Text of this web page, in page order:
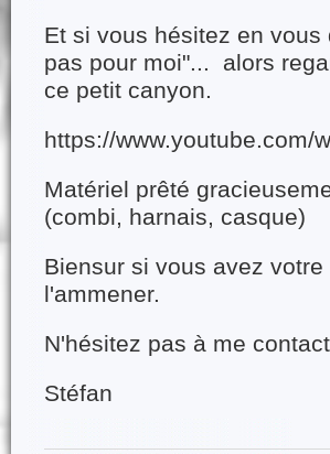
Et si vous hésitez en
pas pour moi"... alors
ce petit canyon.
https://www.youtube.com/
Matériel prêté
(combi, harnais, casque)
Biensur si vous avez
l'ammener.
N'hésitez pas à me
Stéfan